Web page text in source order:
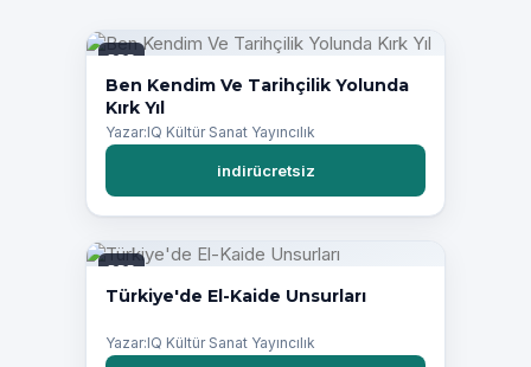
PDF
Ben Kendim Ve Tarihçilik Yolunda
Kırk Yıl
Yazar:IQ Kültür Sanat Yayıncılık
indirücretsiz
PDF
Türkiye'de El-Kaide Unsurları
Yazar:IQ Kültür Sanat Yayıncılık